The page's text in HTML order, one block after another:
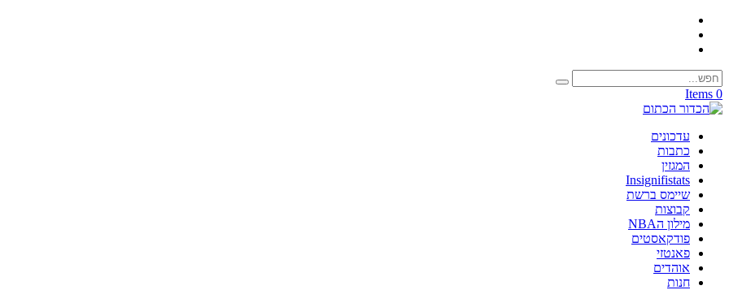
0 Items
עדכונים
כתבות
המגזין
Insignifistats
שיימס ברשת
קבוצות
מילון הNBA
פודקאסטים
פאנטזי
אוהדים
חנות